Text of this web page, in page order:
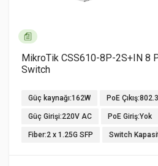
MikroTik CSS610-8P-2S+IN 8
Switch
Güç kaynağı:162W PoE
Güç Girişi:220V AC PoE Giriş:Yok
Fiber:2 x 1.25G SFP Switch